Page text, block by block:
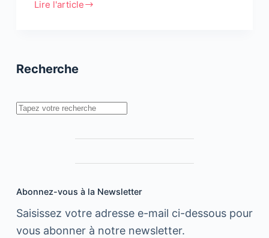
Lire l'article
The
A
music
Recherche
Rechercher
Abonnez-vous à la Newsletter
Saisissez votre adresse e-mail ci-dessous pour
vous abonner à notre newsletter.